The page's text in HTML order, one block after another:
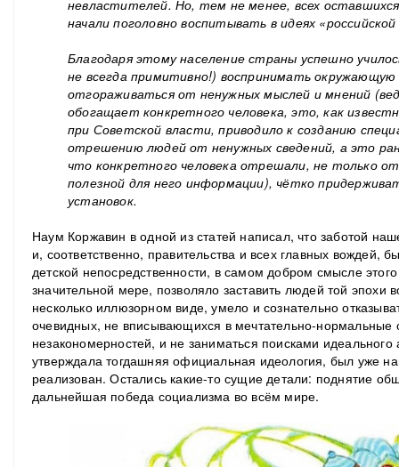
невластителей. Но, тем не менее, всех
начали поголовно воспитывать в идеях
Благодаря этому население страны успешно
не всегда примитивно!) воспринимать
отгораживаться от ненужных мыслей и мнений
обогащает конкретного человека, это, как
при Советской власти, приводило к созданию
отрешению людей от ненужных сведений, а это
что конкретного человека отрешали, не только
полезной для него информации), чётко
установок.
Наум Коржавин в одной из статей написал, что заботой
и, соответственно, правительства и всех главных вождей,
детской непосредственности, в самом добром смысле
значительной мере, позволяло заставить людей той
несколько иллюзорном виде, умело и сознательно
очевидных, не вписывающихся в мечтательно-
незакономерностей, и не заниматься поисками
утверждала тогдашняя официальная идеология, был уже
реализован. Остались какие-то сущие детали: поднятие
дальнейшая победа социализма во всём мире.